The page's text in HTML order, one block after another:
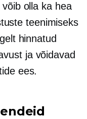
olla ka hea
teenimiseks
hinnatud
ja võidavad
ees.